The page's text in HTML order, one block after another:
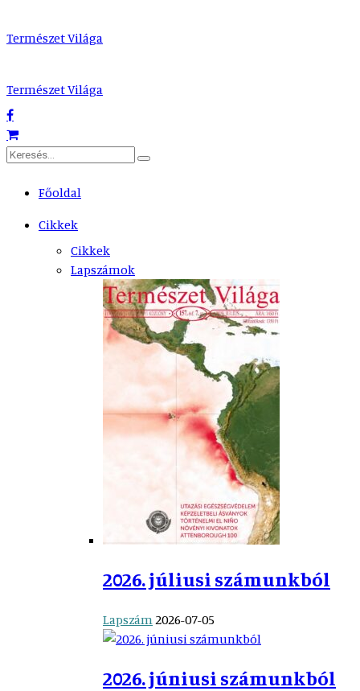
Természet Világa
Természet Világa
Főoldal
Cikkek
Cikkek
Lapszámok
2026. júliusi számunkból
Lapszám 2026-07-05
2026. júniusi számunkból